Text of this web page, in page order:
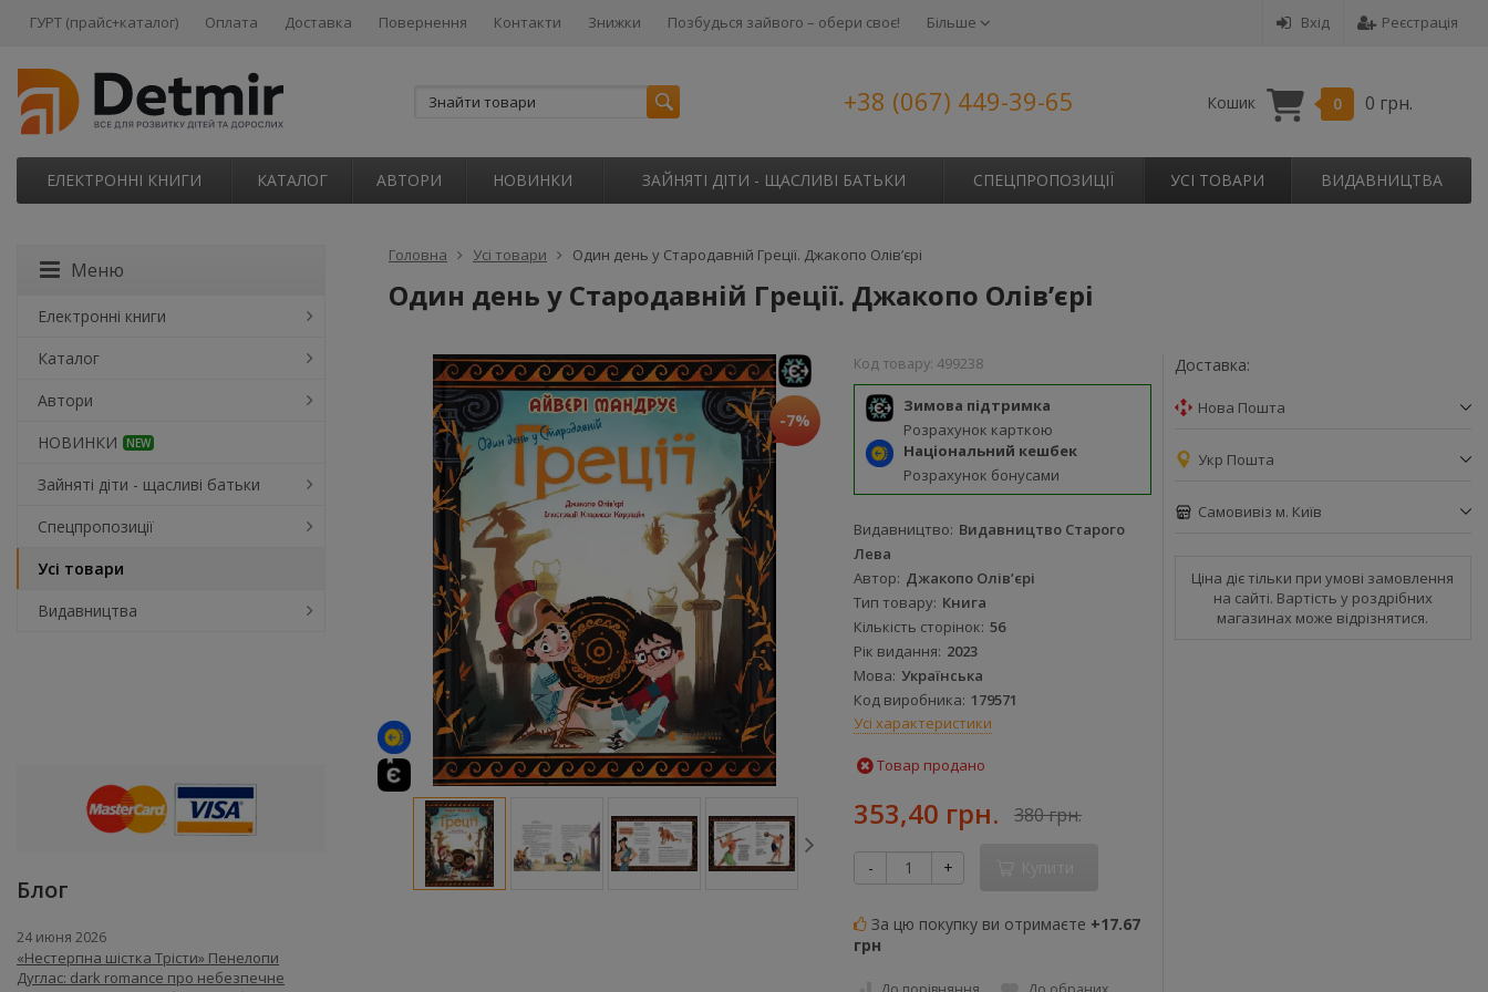
Вхід Реєстрація
ГУРТ (прайс+каталог) Оплата Доставка Повернення Контакти Знижки Позбудься зайвого – обери своє! Більше
+38 (067) 449-39-65 Кошик 0 0 грн.
ЕЛЕКТРОННІ КНИГИ КАТАЛОГ АВТОРИ НОВИНКИ ЗАЙНЯТІ ДІТИ - ЩАСЛИВІ БАТЬКИ СПЕЦПРОПОЗИЦІЇ УСІ ТОВАРИ ВИДАВНИЦТВА
Головна Усі товари Один день у Стародавній Греції. Джакопо Олів’єрі
Один день у Стародавній Греції. Джакопо Олів’єрі
-7%
Код товару: 499238
Зимова підтримка
Розрахунок карткою
Національний кешбек
Розрахунок бонусами
Видавництво Видавництво Старого
Лева
Автор Джакопо Олів’єрі
Тип товару Книга
Кількість сторінок 56
Рік видання 2023
Мова Українська
Код виробника 179571
Усі характеристики
Товар продано
353,40 грн. 380 грн.
- +
За цю покупку ви отримаєте +17.67
грн
Доставка:
Нова Пошта
Укр Пошта
Самовивіз м. Київ
Ціна діє тільки при умові замовлення
на сайті. Вартість у роздрібних
магазинах може відрізнятися.
Меню
Електронні книги
Каталог
Автори
НОВИНКИ
NEW
Зайняті діти - щасливі батьки
Спецпропозиції
Усі товари
Видавництва
Блог
24 июня 2026
«Нестерпна шістка Трісти» Пенелопи
Дуглас: dark romance про небезпечне